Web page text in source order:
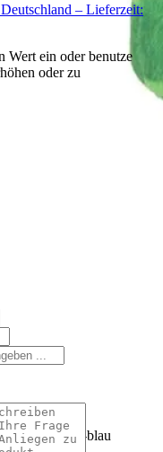
grün-blau
– Lieferzeit:
Wert ein oder benutze
oder zu